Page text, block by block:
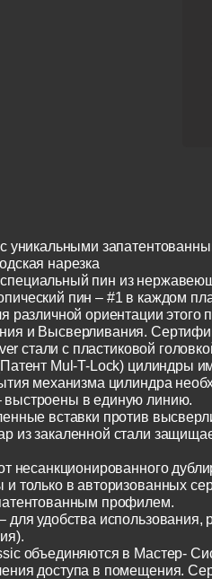
уникальными
нарезка
специальный пин из
пин – #1 в каждом
различной ориентации этого
и Высверливания.
стали с пластиковой
Mul-T-Lock) цилиндры
механизма цилиндра
выстроены в единую линию.
вставки против
из закаленной стали
несанкционированного
только в авторизованных
профилем.
для удобства
объединяются в Мастер-
доступа в помещения.